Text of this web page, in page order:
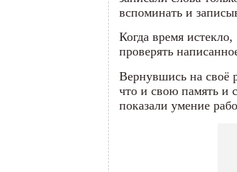
вспоминать и
Когда время
проверять
Вернувшись на своё
что и свою память и
показали умение